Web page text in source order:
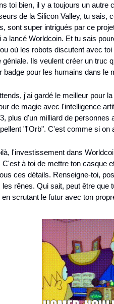
toi bien, il y a toujours un autre
de la Silicon Valley, tu sais,
sont super intrigués par ce
a lancé Worldcoin. Et tu sais
où les robots discutent avec
géniale. Ils veulent créer un truc
badge pour les humains dans le
j'ai gardé le meilleur pour
de magie avec l'intelligence
plus d'un milliard de
"l'Orb". C'est comme si on
l'investissement dans
C'est à toi de mettre ton casque
ces détails. Renseigne-toi,
les rênes. Qui sait, peut être que
scrutant le futur avec ton